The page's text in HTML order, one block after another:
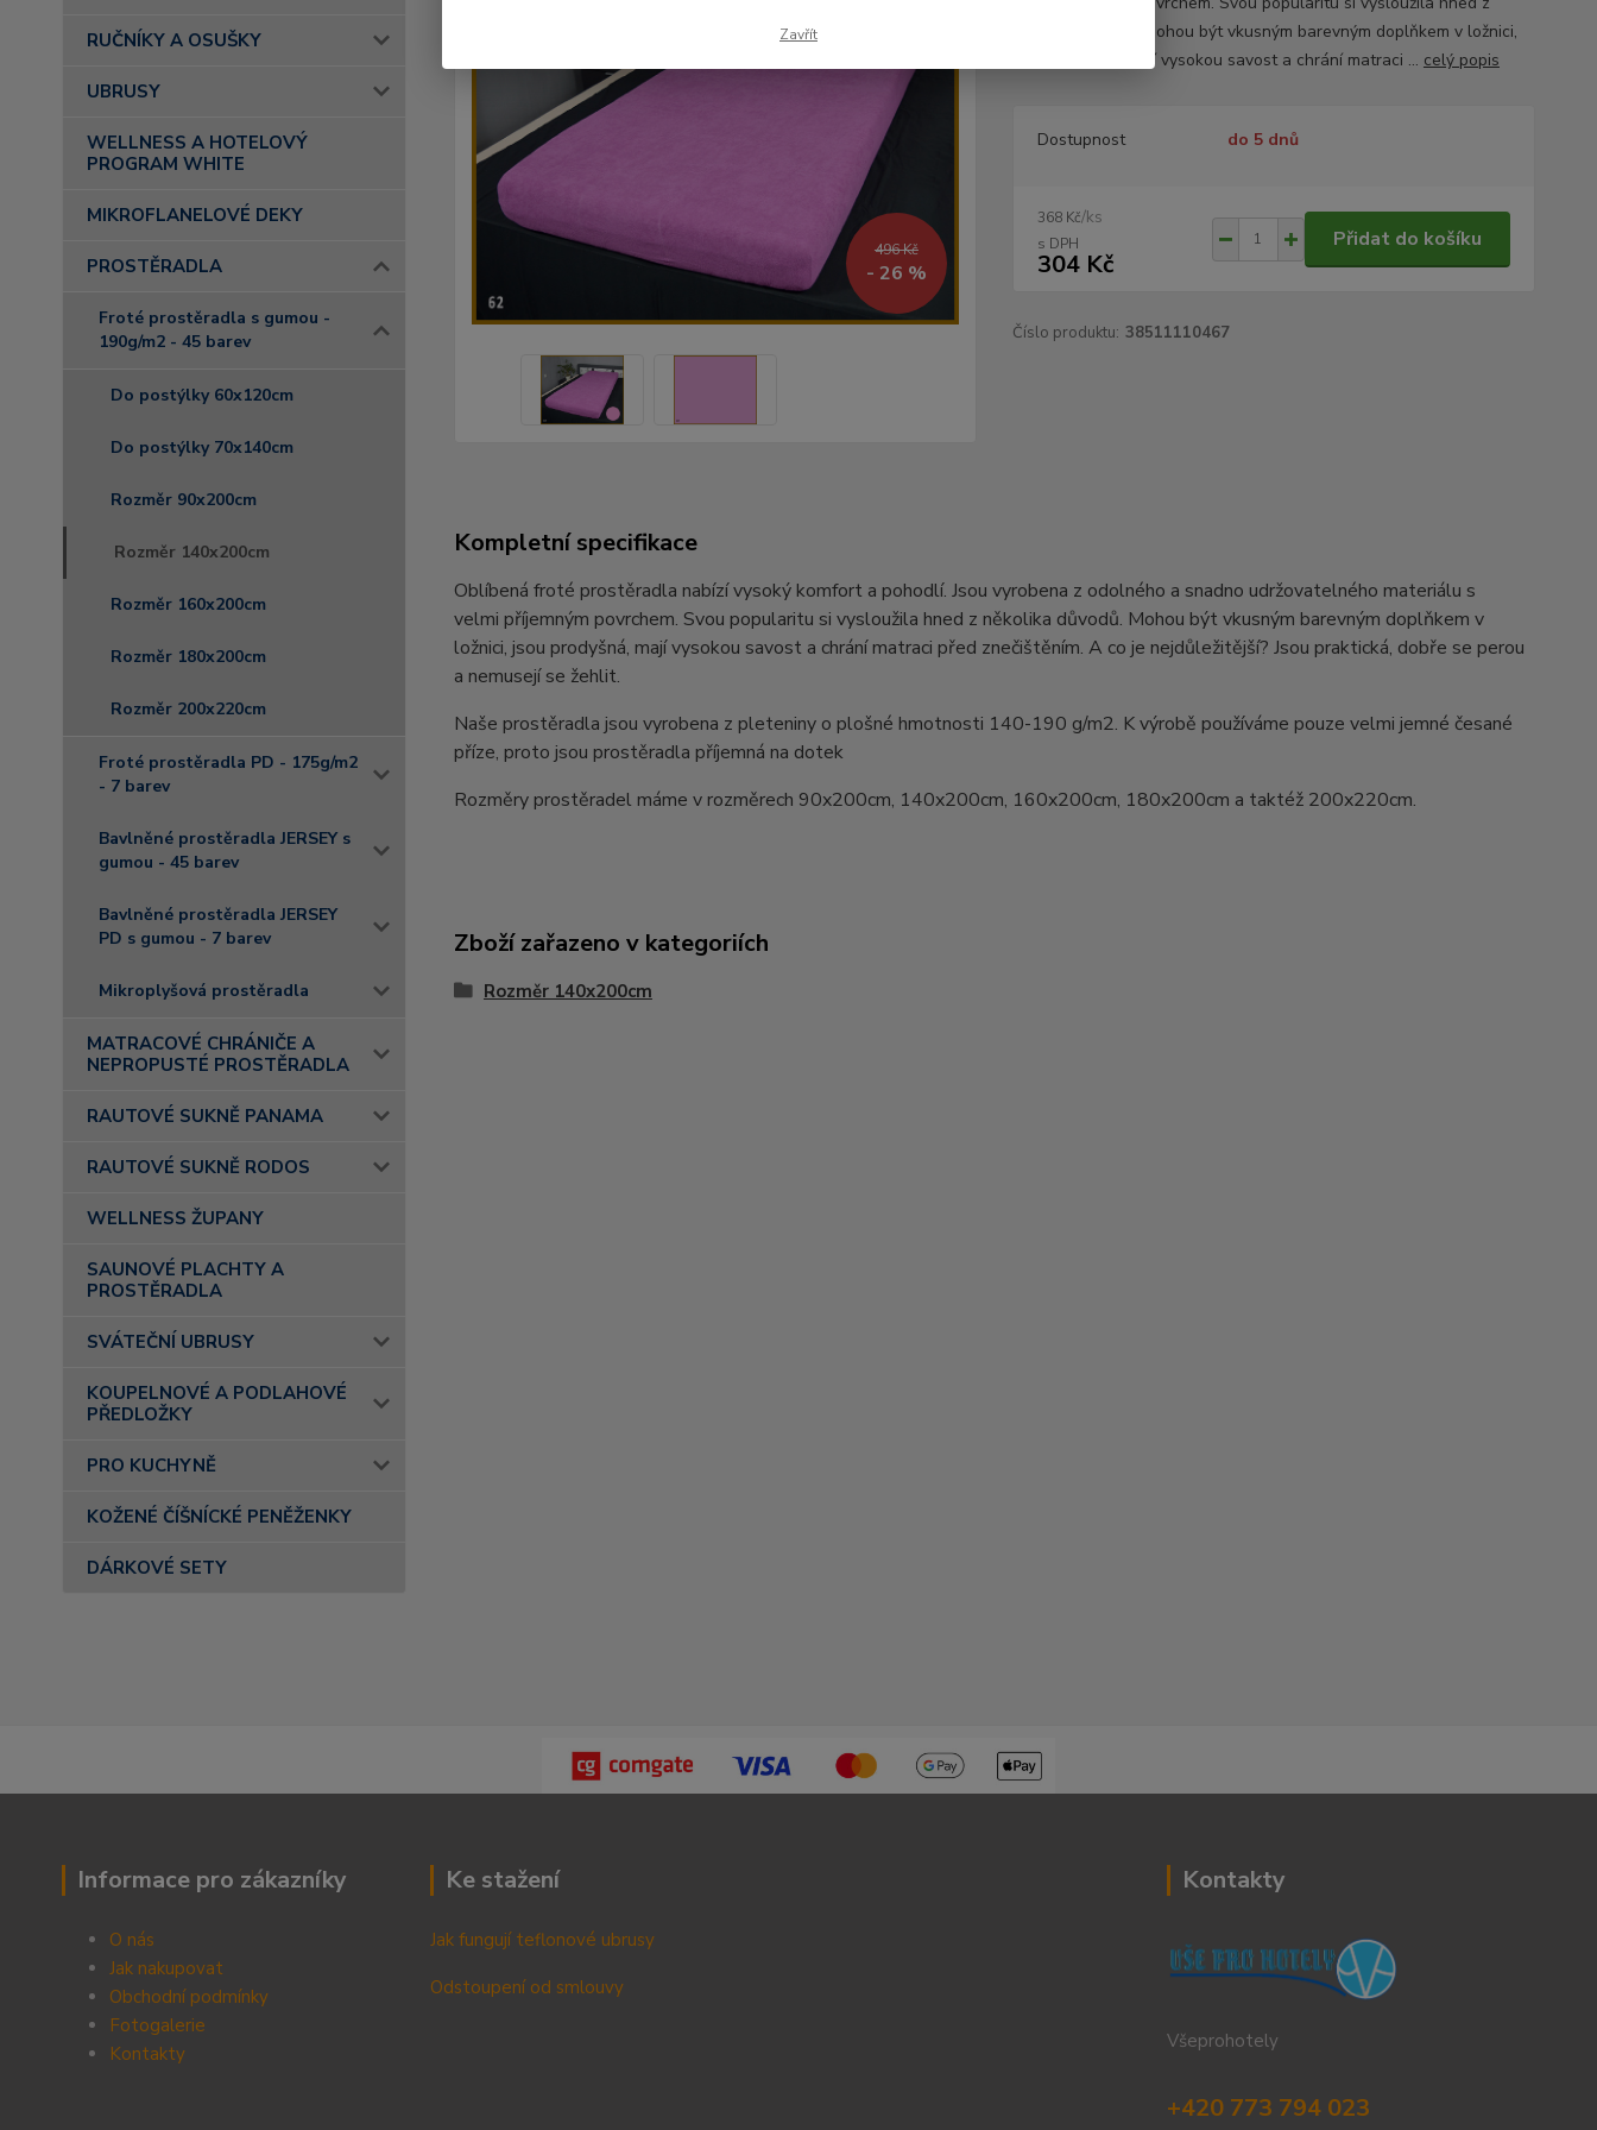
RUČNÍKY A OSUŠKY
UBRUSY
WELLNESS A HOTELOVÝ
PROGRAM WHITE
MIKROFLANELOVÉ DEKY
PROSTĚRADLA
Froté prostěradla s gumou -
190g/m2 - 45 barev
Do postýlky 60x120cm
Do postýlky 70x140cm
Rozměr 90x200cm
Rozměr 140x200cm
Rozměr 160x200cm
Rozměr 180x200cm
Rozměr 200x220cm
Froté prostěradla PD - 175g/m2
- 7 barev
Bavlněné prostěradla JERSEY s
gumou - 45 barev
Bavlněné prostěradla JERSEY
PD s gumou - 7 barev
Mikroplyšová prostěradla
MATRACOVÉ CHRÁNIČE A
NEPROPUSTÉ PROSTĚRADLA
RAUTOVÉ SUKNĚ PANAMA
RAUTOVÉ SUKNĚ RODOS
WELLNESS ŽUPANY
SAUNOVÉ PLACHTY A
PROSTĚRADLA
SVÁTEČNÍ UBRUSY
KOUPELNOVÉ A PODLAHOVÉ
PŘEDLOŽKY
PRO KUCHYNĚ
KOŽENÉ ČÍŠNÍCKÉ PENĚŽENKY
DÁRKOVÉ SETY
496 Kč
- 26 %
několika důvodů. Mohou být vkusným barevným doplňkem v ložnici,
jsou prodyšná, mají vysokou savost a chrání matraci ... celý popis
Dostupnost do 5 dnů
368 Kč/ks
304 Kč
Přidat do košíku
Číslo produktu: 38511110467
Kompletní specifikace
Oblíbená froté prostěradla nabízí vysoký komfort a pohodlí. Jsou vyrobena z odolného a snadno udržovatelného materiálu s
velmi příjemným povrchem. Svou popularitu si vysloužila hned z několika důvodů. Mohou být vkusným barevným doplňkem v
ložnici, jsou prodyšná, mají vysokou savost a chrání matraci před znečištěním. A co je nejdůležitější? Jsou praktická, dobře se perou
a nemusejí se žehlit.
Naše prostěradla jsou vyrobena z pleteniny o plošné hmotnosti 140-190 g/m2. K výrobě používáme pouze velmi jemné česané
příze, proto jsou prostěradla příjemná na dotek
Rozměry prostěradel máme v rozměrech 90x200cm, 140x200cm, 160x200cm, 180x200cm a taktéž 200x220cm.
Zboží zařazeno v kategoriích
Rozměr 140x200cm
Informace pro zákazníky
O nás
Jak nakupovat
Obchodní podmínky
Fotogalerie
Kontakty
Ke stažení
Jak fungují teflonové ubrusy
Odstoupení od smlouvy
Kontakty
Všeprohotely
+420 773 794 023
Zavřít